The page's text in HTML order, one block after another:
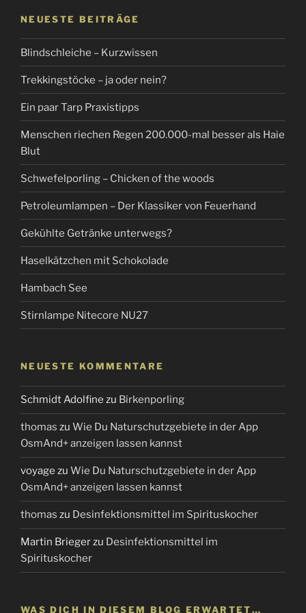
gruseligstes
NEUESTE BEITRÄGE
Blindschleiche – Kurzwissen
Trekkingstöcke – ja oder nein?
Ein paar Tarp Praxistipps
Menschen riechen Regen 200.000-mal besser als Haie
Blut
Schwefelporling – Chicken of the woods
Petroleumlampen – Der Klassiker von Feuerhand
Gekühlte Getränke unterwegs?
Haselkätzchen mit Schokolade
Hambach See
Stirnlampe Nitecore NU27
NEUESTE KOMMENTARE
Schmidt Adolfine zu Birkenporling
thomas zu Wie Du Naturschutzgebiete in der App
OsmAnd+ anzeigen lassen kannst
voyage zu Wie Du Naturschutzgebiete in der App
OsmAnd+ anzeigen lassen kannst
thomas zu Desinfektionsmittel im Spirituskocher
Martin Briegerzu Desinfektionsmittel im
Spirituskocher
WAS DICH IN DIESEM BLOG ERWARTET…